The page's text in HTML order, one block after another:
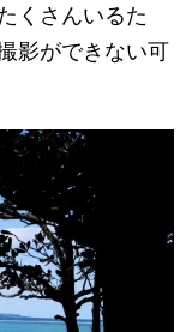
くさんいるた
影ができない可